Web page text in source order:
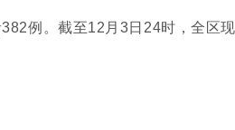
例。截至12月3日24时，全区